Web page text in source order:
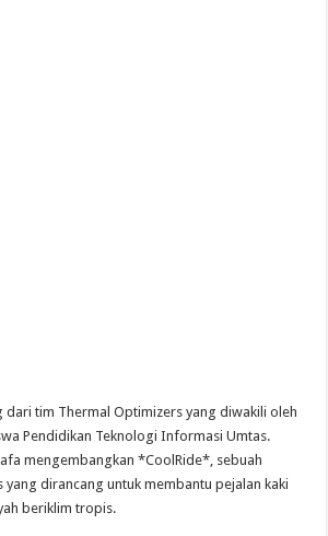
dari tim Thermal Optimizers yang diwakili oleh
Pendidikan Teknologi Informasi Umtas.
mengembangkan *CoolRide*, sebuah
yang dirancang untuk membantu pejalan kaki
beriklim tropis.